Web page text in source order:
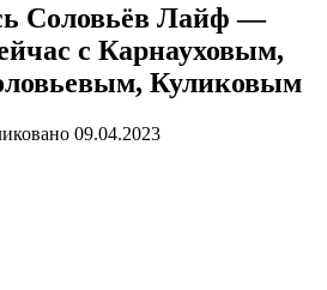
Соловьёв Лайф —
с Карнауховым,
Куликовым
09.04.2023